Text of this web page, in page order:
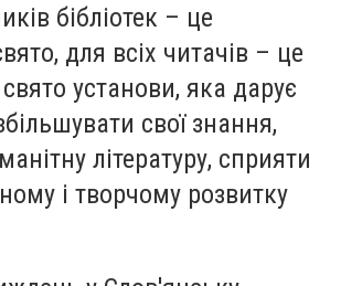
бібліотек – це
для всіх читачів – це
установи, яка дарує
свої знання,
літературу, сприяти
і творчому розвитку